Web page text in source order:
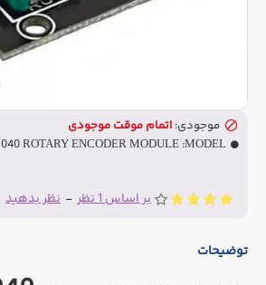
بر اساس 1 نظر - نظر بدهید
موجودی: اتمام موقت موجودی
MODEL:
ROTARY ENCODER MODULE
توضیحات